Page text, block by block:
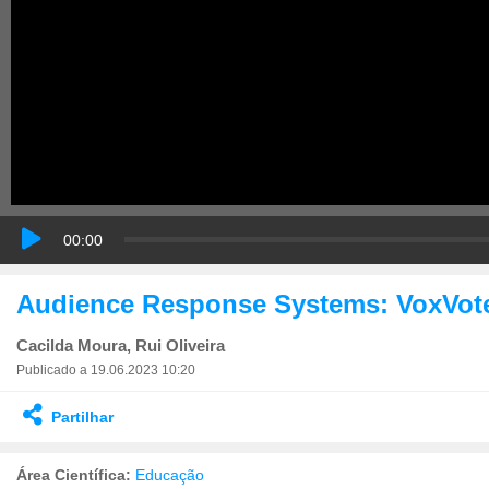
00:00
Audience Response Systems:
Cacilda Moura, Rui Oliveira
Publicado a 19.06.2023 10:20
Partilhar
Área Científica: Educação